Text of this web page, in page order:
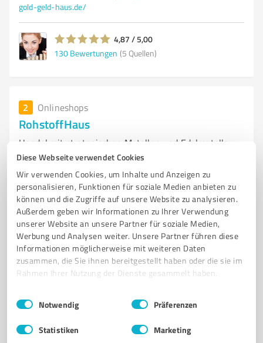
Diese Webseite verwendet Cookies
Wir verwenden Cookies, um Inhalte und Anzeigen zu
personalisieren, Funktionen für soziale Medien anbieten zu
können und die Zugriffe auf unsere Website zu analysieren.
Außerdem geben wir Informationen zu Ihrer Verwendung
unserer Website an unsere Partner für soziale Medien,
Werbung und Analysen weiter. Unsere Partner führen diese
Informationen möglicherweise mit weiteren Daten
zusammen, die Sie ihnen bereitgestellt haben oder die sie im
Rahmen Ihrer Nutzung der Dienste gesammelt haben.
Impressum Datenschutzbestimmungen
Einwilligungsauswahl
Notwendig Präferenzen
Statistiken Marketing
gold-geld-haus.de/
4,87 / 5,00
130 Bewertungen (5 Quellen)
2 Onlineshops
RohstoffHaus
Handel mit strategischen Metallen und Edelmetalle
ALTERNATIVES INVESTMENT SELTENE ERDEN
PLATINGRUPPENMETALLE PLATINMETALLE
TECHNOLOGIEMETALLE INDUSTRIEMETALLE GOLD SILBER
PLATIN GALLIUM PALLADIUM
Ringstr.30, 01468 Moritzburg
Tel. +49 176 50522929
office@rohstoffhaus.com
www.rohstoffhaus.com
4,91 / 5,00